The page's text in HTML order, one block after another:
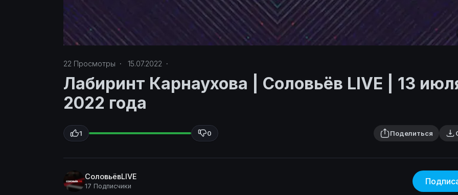
22 Просмотры · 15.07.2022 ·
Лабиринт Карнаухова | Соловьёв LIVE | 13
2022 года
1 0 Поделиться
СоловьёвLIVE
17 Подписчики